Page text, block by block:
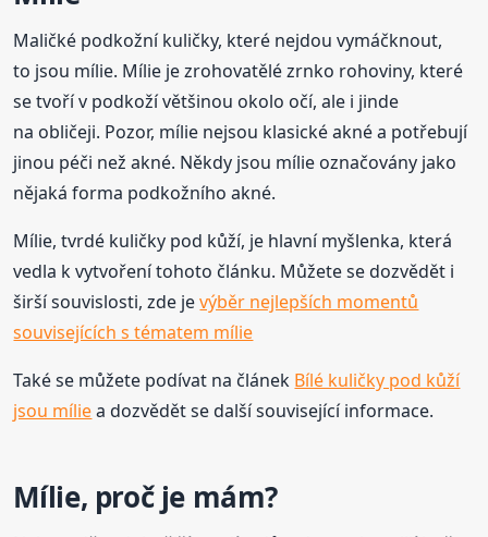
Maličké podkožní kuličky, které nejdou vymáčknout,
to jsou mílie. Mílie je zrohovatělé zrnko rohoviny, které
se tvoří v podkoží většinou okolo očí, ale i jinde
na obličeji. Pozor, mílie nejsou klasické akné a potřebují
jinou péči než akné. Někdy jsou mílie označovány jako
nějaká forma podkožního akné.
Mílie, tvrdé kuličky pod kůží, je hlavní myšlenka, která
vedla k vytvoření tohoto článku. Můžete se dozvědět i
širší souvislosti, zde jevýběr nejlepších momentů
souvisejících s tématem mílie
Také se můžete podívat na článek Bílé kuličky pod kůží
jsou míliea dozvědět se další související informace.
Mílie, proč je mám?